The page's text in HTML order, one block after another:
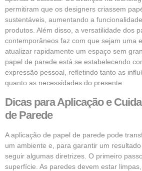
permitiram que os designers criassem
sustentáveis, aumentando a
produtos. Além disso, a versatilidade dos
contemporâneos faz com que sejam uma
atualizar rapidamente um espaço sem
papel de parede está se estabelecendo
expressão pessoal, refletindo tanto as
quanto as necessidades do presente.
Dicas para Aplicação e
de Parede
A aplicação de papel de parede pode
um ambiente e, para garantir um
seguir algumas diretrizes. O primeiro
superfície. As paredes devem estar